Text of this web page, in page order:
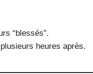
“blessés”.
heures après.